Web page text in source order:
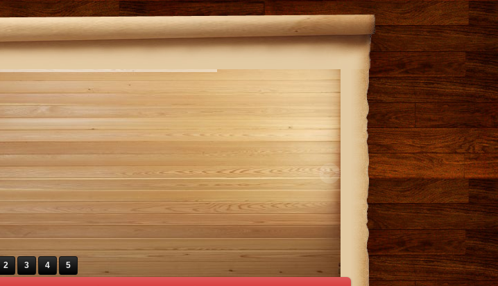
2 3 4 5